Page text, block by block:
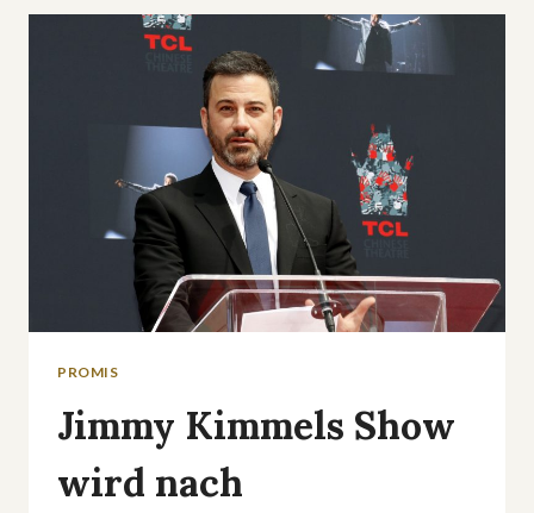
RETTET
2026
DIE
LIEBE
DAS
RTL-
FORMAT?
PROMIS
Jimmy Kimmels Show
wird nach